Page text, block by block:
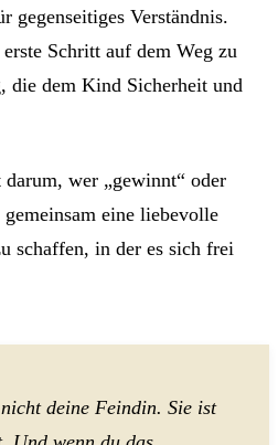
gegenseitiges Verständnis.
Schritt auf dem Weg zu
die dem Kind Sicherheit und
wer „gewinnt“ oder
eine liebevolle
schaffen, in der es sich frei
deine Feindin. Sie ist